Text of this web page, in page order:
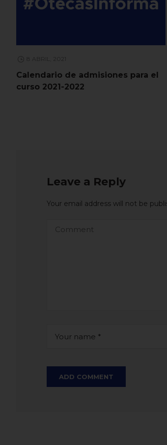
8 ABRIL, 2021
Calendario de admisiones para el
curso 2021-2022
Leave a Reply
Your email address will not be